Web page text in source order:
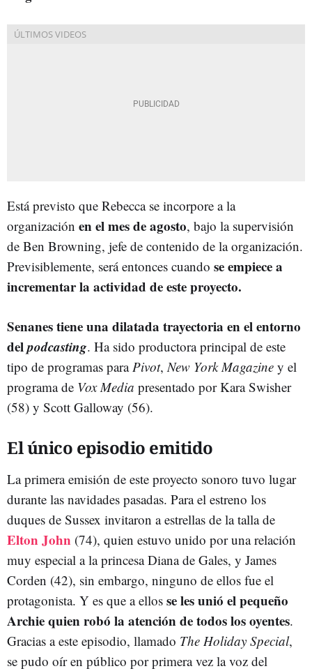
Está previsto que Rebecca se incorpore a la
organización en el mes de agosto, bajo la supervisión
de Ben Browning, jefe de contenido de la organización.
Previsiblemente, será entonces cuando se empiece a
incrementar la actividad de este proyecto.
Senanes tiene una dilatada trayectoria en el entorno
delpodcasting. Ha sido productora principal de este
tipo de programas para Pivot, New York Magazine y el
programa de Vox Media presentado por Kara Swisher
(58) y Scott Galloway (56).
El único episodio emitido
La primera emisión de este proyecto sonoro tuvo lugar
durante las navidades pasadas. Para el estreno los
duques de Sussex invitaron a estrellas de la talla de
Elton John (74), quien estuvo unido por una relación
muy especial a la princesa Diana de Gales, y James
Corden (42), sin embargo, ninguno de ellos fue el
protagonista. Y es que a ellos se les unió el pequeño
Archie quien robó la atención de todos los oyentes.
Gracias a este episodio, llamado The Holiday Special,
se pudo oír en público por primera vez la voz del